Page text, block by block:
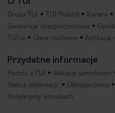
Grupa TUI TUI Poland Kariera
Gwarancja ubezpieczeniowa
TUI.cz
Dane osobowe Aplikacja
Przydatne informacje
Podróż z TUI Wakacje samolotem
Status reklamacji
Ubezpieczenia
Hotele przy lotniskach